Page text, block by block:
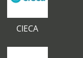
CIECA